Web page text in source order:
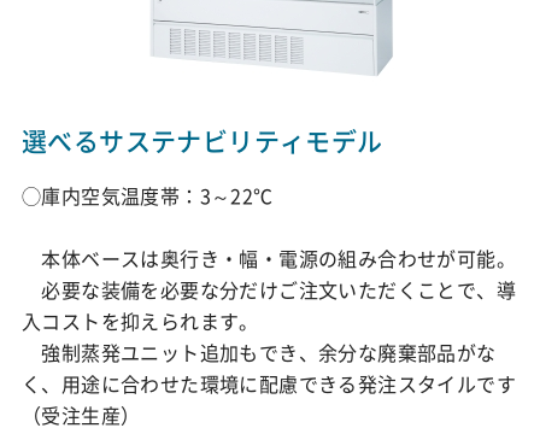
選べるサステナビリティモデル
◯庫内空気温度帯：3～22℃
本体ベースは奥行き・幅・電源の組み合わせが可能。
必要な装備を必要な分だけご注文いただくことで、導
入コストを抑えられます。
強制蒸発ユニット追加もでき、余分な廃棄部品がな
く、用途に合わせた環境に配慮できる発注スタイルです
（受注生産）